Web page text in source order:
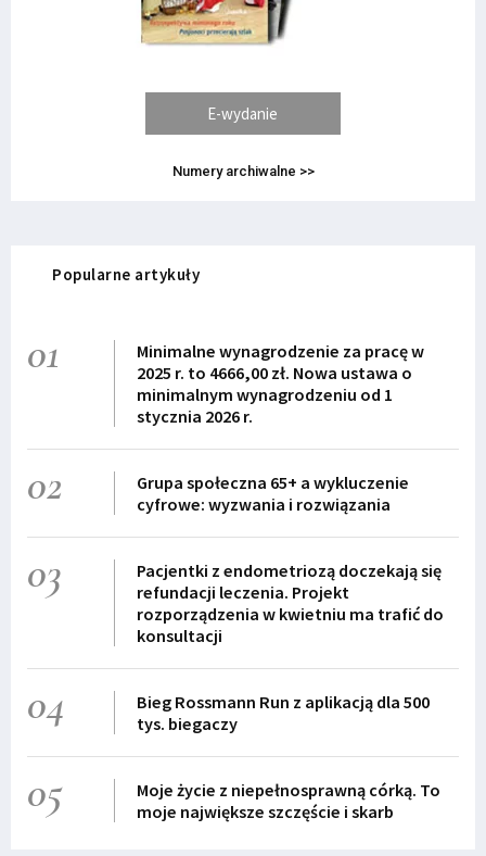
E-wydanie
Numery archiwalne >>
Popularne artykuły
01
Minimalne wynagrodzenie za pracę w
2025 r. to 4666,00 zł. Nowa ustawa o
minimalnym wynagrodzeniu od 1
stycznia 2026 r.
02
Grupa społeczna 65+ a wykluczenie
cyfrowe: wyzwania i rozwiązania
03
Pacjentki z endometriozą doczekają się
refundacji leczenia. Projekt
rozporządzenia w kwietniu ma trafić do
konsultacji
04
Bieg Rossmann Run z aplikacją dla 500
tys. biegaczy
05
Moje życie z niepełnosprawną córką. To
moje największe szczęście i skarb